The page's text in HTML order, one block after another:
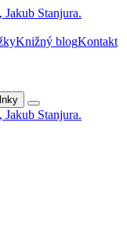
Knižný blogKontakt